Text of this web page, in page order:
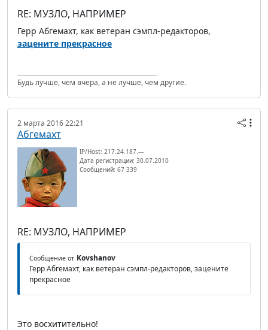
RE: МУЗЛО, НАПРИМЕР
Герр Абгемахт, как ветеран сэмпл-редакторов,
зацените прекрасное
Будь лучше, чем вчера, а не лучше, чем другие.
2 марта 2016 22:21
Абгемахт
IP/Host: 217.24.187.---
Дата регистрации: 30.07.2010
Сообщений: 67 339
RE: МУЗЛО, НАПРИМЕР
Сообщение от Kovshanov
Герр Абгемахт, как ветеран сэмпл-редакторов, зацените
прекрасное
Это восхитительно!